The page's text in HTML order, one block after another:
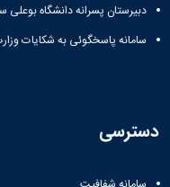
دبیرستان پسرانه دانشگاه بوعلی
سامانه پاسخگوئی به شکایات
دسترسی